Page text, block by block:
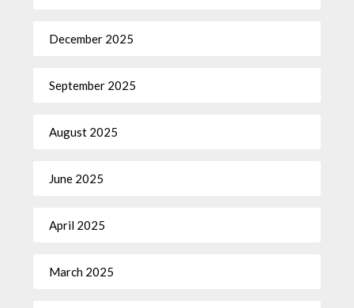
December 2025
September 2025
August 2025
June 2025
April 2025
March 2025